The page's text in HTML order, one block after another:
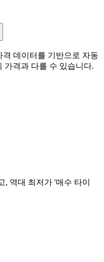
데이터를 기반으로 자동
가격과 다를 수 있습니다.
, 역대 최저가 '매수 타이